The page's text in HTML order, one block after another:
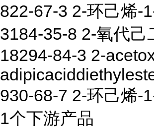
822-67-3 2-环己烯-
3184-35-8 2-氧代己
18294-84-3 2-
930-68-7 2-环己烯-
1个下游产品